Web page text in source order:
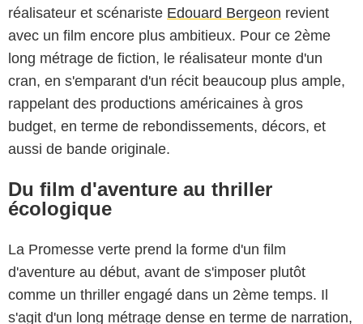
réalisateur et scénariste Edouard Bergeon revient
avec un film encore plus ambitieux. Pour ce 2ème
long métrage de fiction, le réalisateur monte d'un
cran, en s'emparant d'un récit beaucoup plus ample,
rappelant des productions américaines à gros
budget, en terme de rebondissements, décors, et
aussi de bande originale.
Du film d'aventure au thriller
écologique
La Promesse verte prend la forme d'un film
d'aventure au début, avant de s'imposer plutôt
comme un thriller engagé dans un 2ème temps. Il
s'agit d'un long métrage dense en terme de narration,